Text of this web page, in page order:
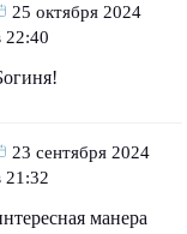
25 октября 2024
22:40
23 сентября 2024
21:32
манера